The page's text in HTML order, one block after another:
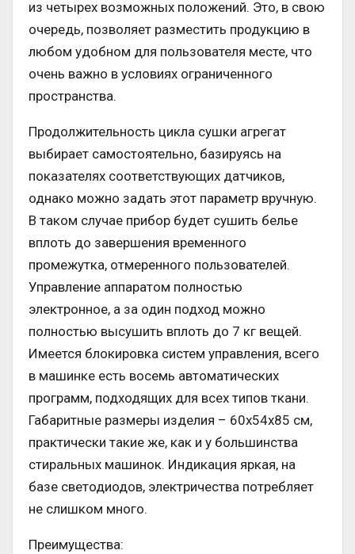
из четырех возможных положений. Это, в свою
очередь, позволяет разместить продукцию в
любом удобном для пользователя месте, что
очень важно в условиях ограниченного
пространства.
Продолжительность цикла сушки агрегат
выбирает самостоятельно, базируясь на
показателях соответствующих датчиков,
однако можно задать этот параметр вручную.
В таком случае прибор будет сушить белье
вплоть до завершения временного
промежутка, отмеренного пользователей.
Управление аппаратом полностью
электронное, а за один подход можно
полностью высушить вплоть до 7 кг вещей.
Имеется блокировка систем управления, всего
в машинке есть восемь автоматических
программ, подходящих для всех типов ткани.
Габаритные размеры изделия – 60х54х85 см,
практически такие же, как и у большинства
стиральных машинок. Индикация яркая, на
базе светодиодов, электричества потребляет
не слишком много.
Преимущества: